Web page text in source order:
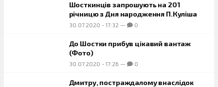
Шосткинців запрошують на 201
річницю з Дня народження П.Куліша
30.07.2020 - 17:32 — 0
До Шостки прибув цікавий вантаж
(Фото)
30.07.2020 - 17:26 — 0
Дмитру, постраждалому внаслідок